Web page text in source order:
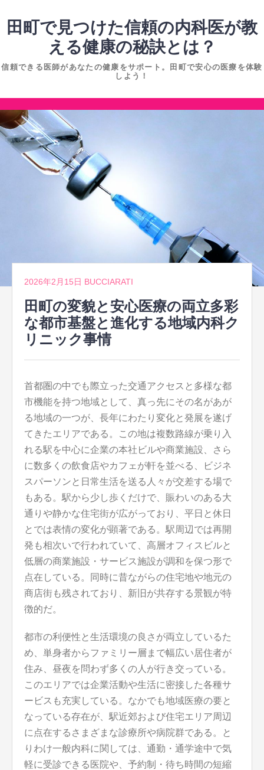
ツ
キ
ッ
田町で見つけた信頼の内科医が教
える健康の秘訣とは？
信頼できる医師があなたの健康をサポート。田町で安心の医療を体験
しよう！
コ
ン
テ
2026年2月15日 BUCCIARATI
田町の変貌と安心医療の両立多彩
な都市基盤と進化する地域内科ク
リニック事情
首都圏の中でも際立った交通アクセスと多様な都
市機能を持つ地域として、真っ先にその名があが
る地域の一つが、長年にわたり変化と発展を遂げ
てきたエリアである。
この地は複数路線が乗り入
れる駅を中心に企業の本社ビルや商業施設、さら
に数多くの飲食店やカフェが軒を並べる、ビジネ
スパーソンと日常生活を送る人々が交差する場で
もある。駅から少し歩くだけで、賑わいのある大
通りや静かな住宅街が広がっており、平日と休日
とでは表情の変化が顕著である。駅周辺では再開
発も相次いで行われていて、高層オフィスビルと
低層の商業施設・サービス施設が調和を保つ形で
点在している。同時に昔ながらの住宅地や地元の
商店街も残されており、新旧が共存する景観が特
徴的だ。
都市の利便性と生活環境の良さが両立しているた
め、単身者からファミリー層まで幅広い居住者が
住み、昼夜を問わず多くの人が行き交っている。
このエリアでは企業活動や生活に密接した各種サ
ービスも充実している。なかでも地域医療の要と
なっている存在が、駅近郊および住宅エリア周辺
に点在するさまざまな診療所や病院群である。と
りわけ一般内科に関しては、通勤・通学途中で気
軽に受診できる医院や、予約制・待ち時間の短縮